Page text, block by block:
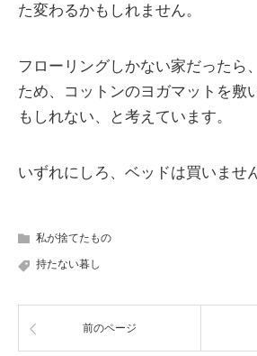
た変わるかもしれません。
フローリングしかない家だったら
ため、コットンのヨガマットを敷
もしれない、と考えています。
いずれにしろ、ベッドは買いませ
私が捨てたもの
持たない暮し
前のページ